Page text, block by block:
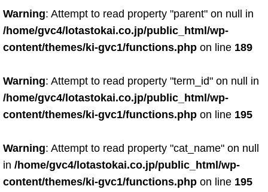
鈑金・塗装
点検・整備
ロードサービス
レンタカー
Warning: Attempt to read property "parent" on null in
/home/gvc4/lotastokai.co.jp/public_html/wp-
content/themes/ki-gvc1/functions.php on line 189
Warning: Attempt to read property "term_id" on null in
/home/gvc4/lotastokai.co.jp/public_html/wp-
content/themes/ki-gvc1/functions.php on line 195
Warning: Attempt to read property "cat_name" on null
in /home/gvc4/lotastokai.co.jp/public_html/wp-
content/themes/ki-gvc1/functions.php on line 195